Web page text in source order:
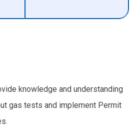
knowledge and understanding
gas tests and implement Permit